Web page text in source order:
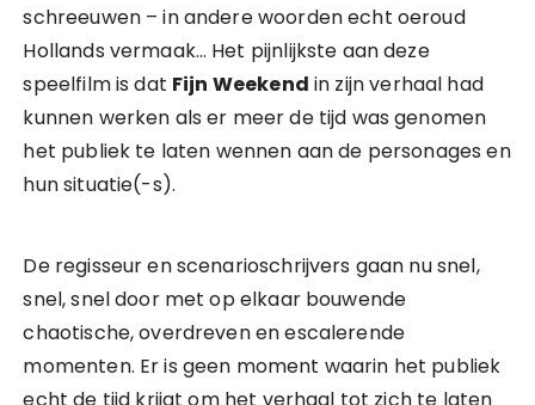
schreeuwen – in andere woorden echt oeroud
Hollands vermaak… Het pijnlijkste aan deze
speelfilm is dat Fijn Weekend in zijn verhaal had
kunnen werken als er meer de tijd was genomen
het publiek te laten wennen aan de personages en
hun situatie(-s).
De regisseur en scenarioschrijvers gaan nu snel,
snel, snel door met op elkaar bouwende
chaotische, overdreven en escalerende
momenten. Er is geen moment waarin het publiek